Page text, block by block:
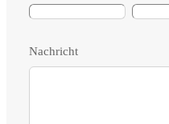
Nachricht